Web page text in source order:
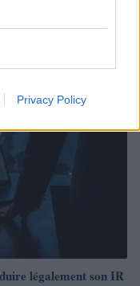
Privacy Policy
légalement son IR